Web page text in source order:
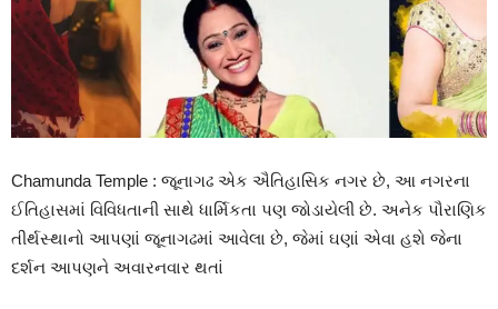
Chamunda Temple : જૂનાગઢ એક ઐતિહાસિક નગર છે, આ નગરના
ઈતિહાસમાં વિવિધતાની સાથે ધાર્મિકતા પણ જોડાયેલી છે. અનેક પૌરાણિક
તીર્થસ્થાનો આપણાં જૂનાગઢમાં આવેલા છે, જેમાં ઘણાં એવા હશે જેના
દર્શન આપણને અવારનવાર થતાં